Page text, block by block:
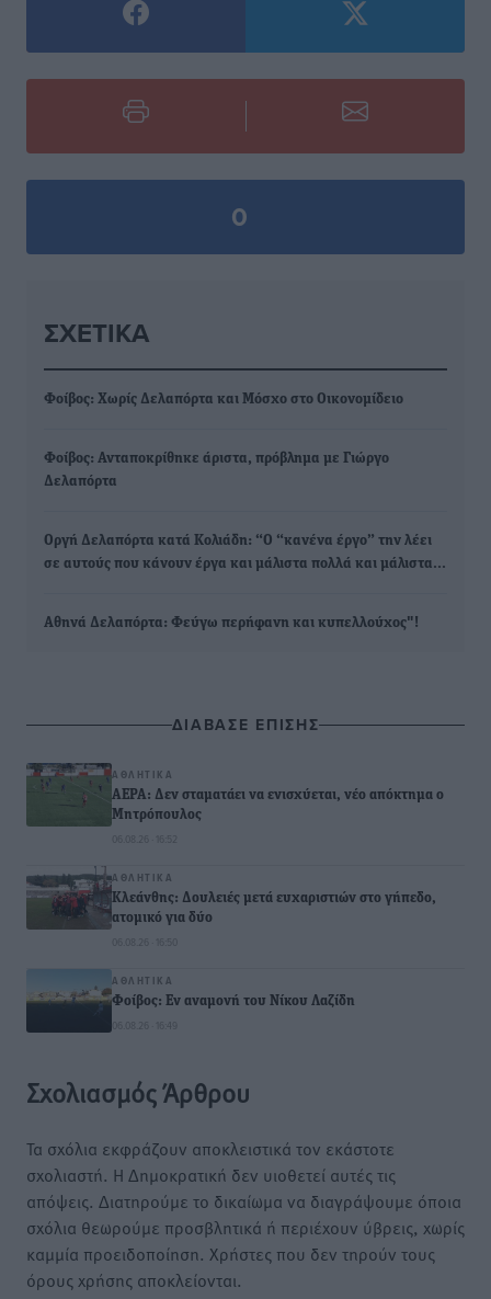
0
ΣΧΕΤΙΚΆ
Φοίβος: Χωρίς Δελαπόρτα και Μόσχο στο Οικονομίδειο
Φοίβος: Ανταποκρίθηκε άριστα, πρόβλημα με Γιώργο
Δελαπόρτα
Οργή Δελαπόρτα κατά Κολιάδη: “Ο “κανένα έργο” την λέει
σε αυτούς που κάνουν έργα και μάλιστα πολλά και μάλιστα…
Αθηνά Δελαπόρτα: Φεύγω περήφανη και κυπελλούχος"!
ΔΙΑΒΑΣΕ ΕΠΙΣΗΣ
ΑΘΛΗΤΙΚΆ
ΑΕΡΑ: Δεν σταματάει να ενισχύεται, νέο απόκτημα ο
Μητρόπουλος
06.08.26 · 16:52
ΑΘΛΗΤΙΚΆ
Κλεάνθης: Δουλειές μετά ευχαριστιών στο γήπεδο,
ατομικό για δύο
06.08.26 · 16:50
ΑΘΛΗΤΙΚΆ
Φοίβος: Εν αναμονή του Νίκου Λαζίδη
06.08.26 · 16:49
Σχολιασμός Άρθρου
Τα σχόλια εκφράζουν αποκλειστικά τον εκάστοτε
σχολιαστή. Η Δημοκρατική δεν υιοθετεί αυτές τις
απόψεις. Διατηρούμε το δικαίωμα να διαγράψουμε όποια
σχόλια θεωρούμε προσβλητικά ή περιέχουν ύβρεις, χωρίς
καμμία προειδοποίηση. Χρήστες που δεν τηρούν τους
όρους χρήσης αποκλείονται.